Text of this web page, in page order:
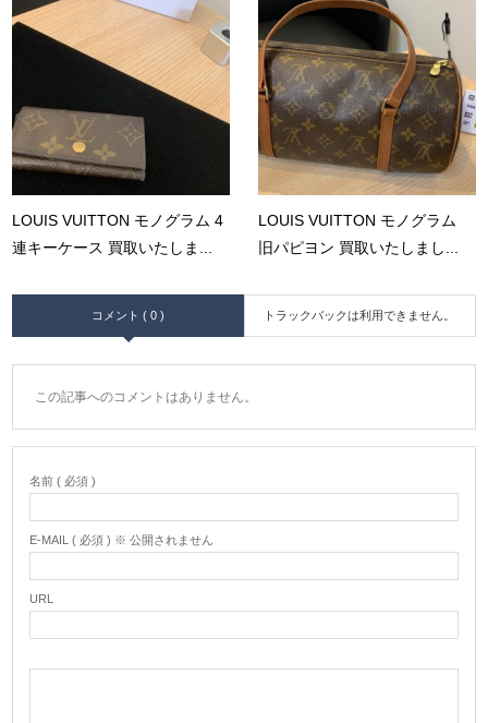
LOUIS VUITTON モノグラム 4
連キーケース 買取いたしま...
LOUIS VUITTON モノグラム
旧パピヨン 買取いたしまし...
コメント ( 0 ) トラックバックは利用できません。
この記事へのコメントはありません。
名前 ( 必須 )
E-MAIL ( 必須 ) ※ 公開されません
URL